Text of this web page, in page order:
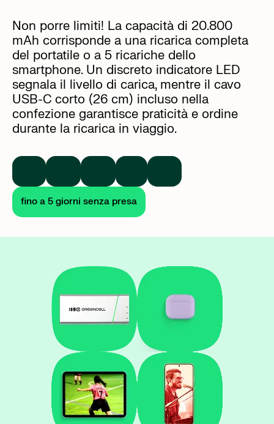
Non porre limiti! La capacità di 20.800
mAh corrisponde a una ricarica completa
del portatile o a 5 ricariche dello
smartphone. Un discreto indicatore LED
segnala il livello di carica, mentre il cavo
USB-C corto (26 cm) incluso nella
confezione garantisce praticità e ordine
durante la ricarica in viaggio.
fino a 5 giorni senza presa